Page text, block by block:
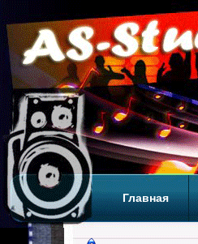
Главная